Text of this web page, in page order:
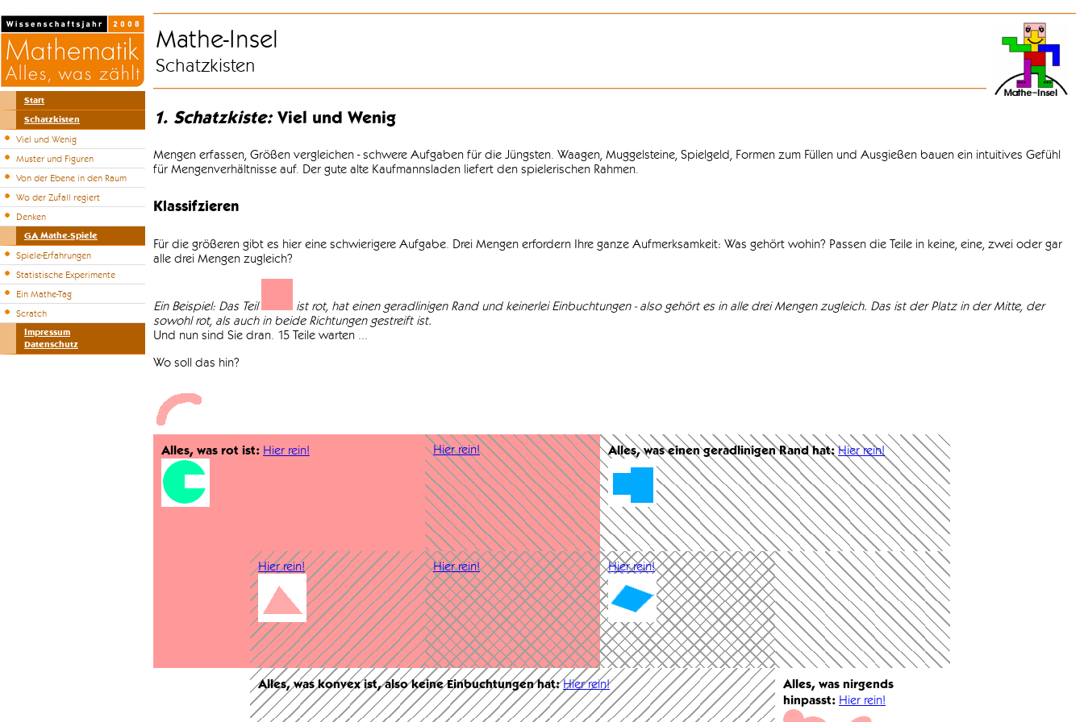
Start
Schatzkisten
Viel und Wenig
Muster und Figuren
Von der Ebene in den Raum
Wo der Zufall regiert
Denken
GA Mathe-Spiele
Spiele-Erfahrungen
Statistische Experimente
Ein Mathe-Tag
Scratch
Impressum
Datenschutz
Mathe-Insel
Schatzkisten
1. Schatzkiste:Viel und Wenig
Mengen erfassen, Größen vergleichen - schwere Aufgaben für die Jüngsten. Waagen, Muggelsteine, Spielgeld, Formen zum Füllen und Ausgießen bauen ein intuitives Gefühl
für Mengenverhältnisse auf. Der gute alte Kaufmannsladen liefert den spielerischen Rahmen.
Klassifzieren
Für die größeren gibt es hier eine schwierigere Aufgabe. Drei Mengen erfordern Ihre ganze Aufmerksamkeit: Was gehört wohin? Passen die Teile in keine, eine, zwei oder gar
alle drei Mengen zugleich?
Ein Beispiel: Das Teil
ist rot, hat einen geradlinigen Rand und keinerlei Einbuchtungen - also gehört es in alle drei Mengen zugleich. Das ist der Platz in der Mitte, der
sowohl rot, als auch in beide Richtungen gestreift ist.
Und nun sind Sie dran. 15 Teile warten ...
Wo soll das hin?
Alles, was rot ist: Hier rein! Hier rein! Alles, was einen geradlinigen Rand hat:Hier rein!
Hier rein! Hier rein! Hier rein!
Alles, was konvex ist, also keine Einbuchtungen hat:Hier rein!
Alles, was nirgends
hinpasst: Hier rein!